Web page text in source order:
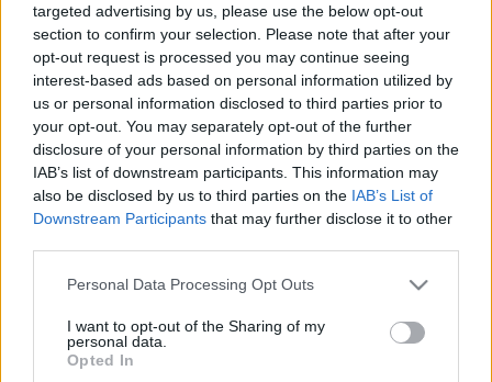
targeted advertising by us, please use the below opt-out
section to confirm your selection. Please note that after your
opt-out request is processed you may continue seeing
interest-based ads based on personal information utilized by
us or personal information disclosed to third parties prior to
your opt-out. You may separately opt-out of the further
disclosure of your personal information by third parties on the
IAB’s list of downstream participants. This information may
also be disclosed by us to third parties on the IAB’s List of
Downstream Participants that may further disclose it to other
Please note that this website/app uses one or more Google
not limited to your visit or usage behaviour. You may click to
grant or deny consent to Google and its third-party tags to
use your data for below specified purposes in below Google
Personal Data Processing Opt Outs
I want to opt-out of the Sharing of my
personal data.
Opted In
Álmomban két Eddie voltam és kardoztam
egymással legkedvesebb egyetlen testvér barát
haver ismerős szaktárs kolléga énekes író van közös
halmaz mind egyfelé együtt IM-pólóktól feketéllik az
Üllői út Könyves Kálmán körút sarka nem foci
koncert a többség kint bent érdektelen előzenekarok
ne raboljuk…